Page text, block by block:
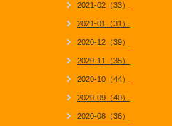
2021-02（33）
2021-01（31）
2020-12（39）
2020-11（35）
2020-10（44）
2020-09（40）
2020-08（36）